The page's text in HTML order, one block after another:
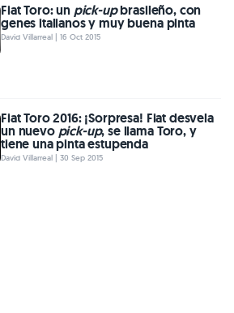
Fiat Toro: un pick-upbrasileño, con
genes italianos y muy buena pinta
David Villarreal | 16 Oct 2015
Fiat Toro 2016: ¡Sorpresa! Fiat desvela
un nuevo pick-up, se llama Toro, y
tiene una pinta estupenda
David Villarreal | 30 Sep 2015